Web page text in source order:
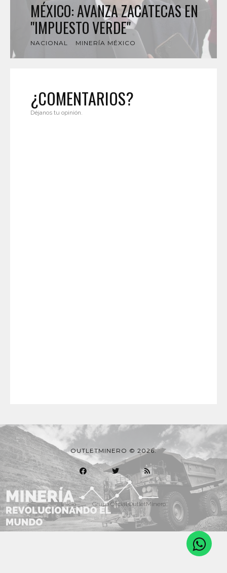
MÉXICO: AVANZA ZACATECAS EN
"IMPUESTO VERDE"
NACIONAL MINERÍA MÉXICO
¿COMENTARIOS?
Déjanos tu opinión.
OUTLETMINERO © 2026.
Inicio Grupo Oficial OutletMinero